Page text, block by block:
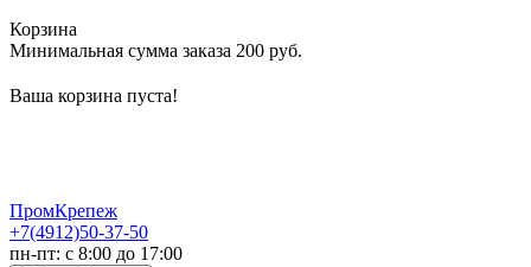
Корзина
Минимальная сумма заказа 200 руб.
Ваша корзина пуста!
ПромКрепеж
+7(4912)50-37-50
пн-пт: с 8:00 до 17:00